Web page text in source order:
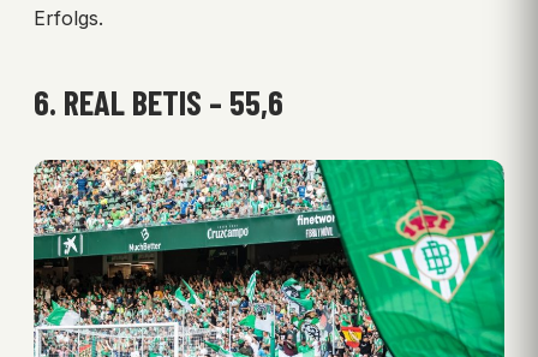
Erfolgs.
6. REAL BETIS – 55,6